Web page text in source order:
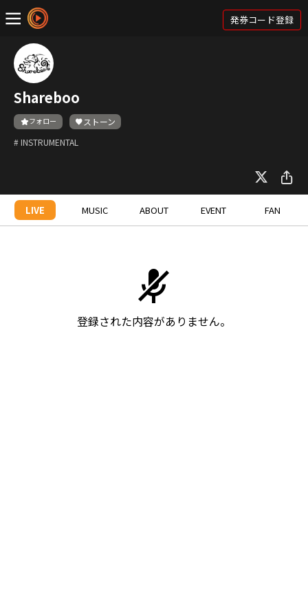
発券コード登録
Shareboo
フォロー
ストーン
# INSTRUMENTAL
LIVE MUSIC ABOUT EVENT FAN
登録された内容がありません。